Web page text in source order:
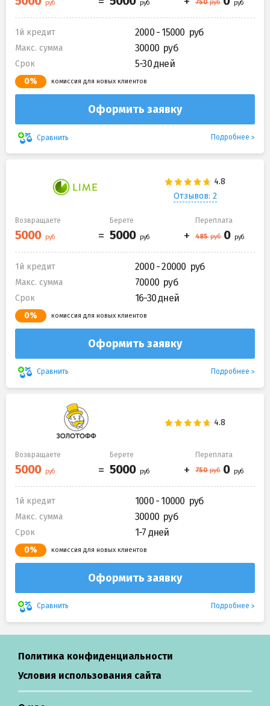
1й кредит 2000 - 15000
Макс. сумма 30000
Срок 5-30 дней
0% комиссия для новых клиентов
Оформить заявку
Сравнить Подробнее
Отзывов: 2
Возвращаете Берете Переплата
1й кредит 2000 - 20000
Макс. сумма 70000
Срок 16-30 дней
0% комиссия для новых клиентов
Оформить заявку
Сравнить Подробнее
Возвращаете Берете Переплата
1й кредит 1000 - 10000
Макс. сумма 30000
Срок 1-7 дней
0% комиссия для новых клиентов
Оформить заявку
Сравнить Подробнее
Политика конфиденциальности
Условия использования сайта